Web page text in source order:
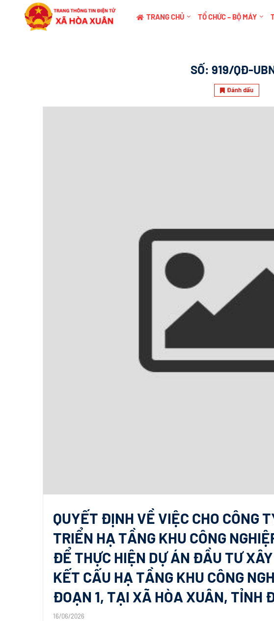
TRANG CHỦ TỔ CHỨC – BỘ MÁY
SỐ: 919/QĐ-
Đánh dấu
QUYẾT ĐỊNH VỀ VIỆC CHO CÔNG
TRIỂN HẠ TẦNG KHU CÔNG
ĐỂ THỰC HIỆN DỰ ÁN ĐẦU TƯ
KẾT CẤU HẠ TẦNG KHU CÔNG
ĐOẠN 1, TẠI XÃ HÒA XUÂN, TỈNH
16/06/2026